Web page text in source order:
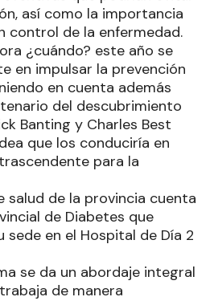
así como la importancia
control de la enfermedad.
¿cuándo? este año se
en impulsar la prevención
en cuenta además
del descubrimiento
Banting y Charles Best
que los conduciría en
para la
salud de la provincia cuenta
de Diabetes que
en el Hospital de Día 2
se da un abordaje integral
de manera